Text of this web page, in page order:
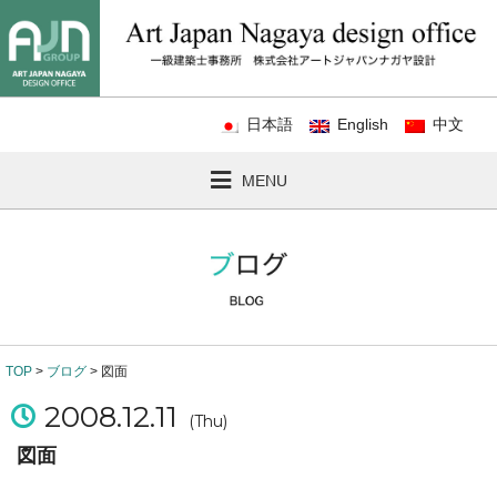
日本語 English 中文
MENU
TOP > ブログ > 図面
2008.12.11 (Thu)
図面